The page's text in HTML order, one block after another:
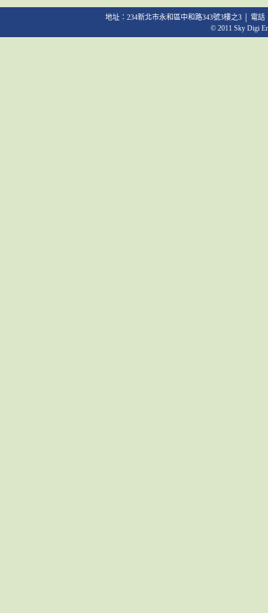
地址：234新北市永和區中和路343號3樓之3 │ 電話
© 2011 Sky Digi